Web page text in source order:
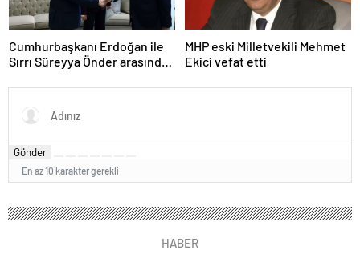
Cumhurbaşkanı Erdoğan ile
Sırrı Süreyya Önder arasında
MHP eski Milletvekili Mehmet
Ekici vefat etti
Gönder
En az 10 karakter gerekli
HABER